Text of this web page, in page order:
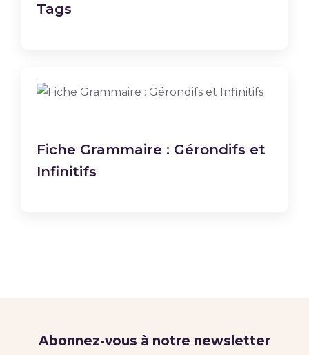
Tags
Fiche Grammaire : Gérondifs et
Infinitifs
Abonnez-vous à notre newsletter